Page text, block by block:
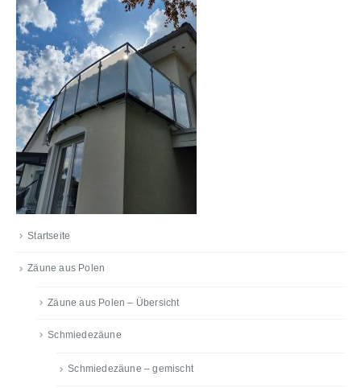
Startseite
Zäune aus Polen
Zäune aus Polen – Übersicht
Schmiedezäune
Schmiedezäune – gemischt